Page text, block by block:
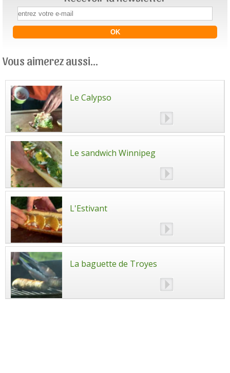
Vous aimerez aussi...
Le Calypso
Le sandwich Winnipeg
L'Estivant
La baguette de Troyes